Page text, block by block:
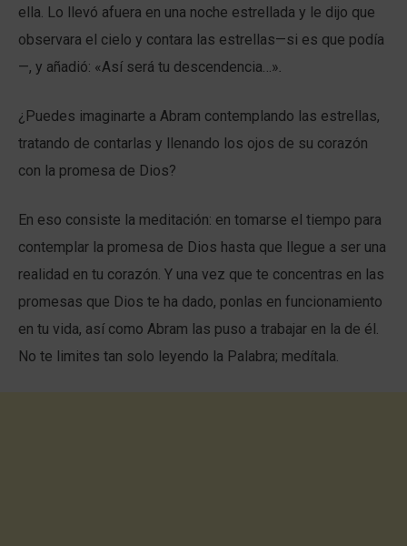
ella. Lo llevó afuera en una noche estrellada y le dijo que
observara el cielo y contara las estrellas—si es que podía
—, y añadió: «Así será tu descendencia…».
¿Puedes imaginarte a Abram contemplando las estrellas,
tratando de contarlas y llenando los ojos de su corazón
con la promesa de Dios?
En eso consiste la meditación: en tomarse el tiempo para
contemplar la promesa de Dios hasta que llegue a ser una
realidad en tu corazón. Y una vez que te concentras en las
promesas que Dios te ha dado, ponlas en funcionamiento
en tu vida, así como Abram las puso a trabajar en la de él.
No te limites tan solo leyendo la Palabra; medítala.